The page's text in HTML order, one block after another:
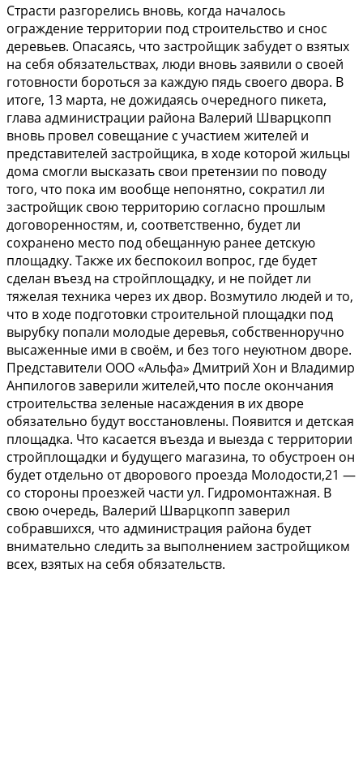
Страсти разгорелись вновь, когда началось
ограждение территории под строительство и снос
деревьев. Опасаясь, что застройщик забудет о взятых
на себя обязательствах, люди вновь заявили о своей
готовности бороться за каждую пядь своего двора. В
итоге, 13 марта, не дожидаясь очередного пикета,
глава администрации района Валерий Шварцкопп
вновь провел совещание с участием жителей и
представителей застройщика, в ходе которой жильцы
дома смогли высказать свои претензии по поводу
того, что пока им вообще непонятно, сократил ли
застройщик свою территорию согласно прошлым
договоренностям, и, соответственно, будет ли
сохранено место под обещанную ранее детскую
площадку. Также их беспокоил вопрос, где будет
сделан въезд на стройплощадку, и не пойдет ли
тяжелая техника через их двор. Возмутило людей и то,
что в ходе подготовки строительной площадки под
вырубку попали молодые деревья, собственноручно
высаженные ими в своём, и без того неуютном дворе.
Представители ООО «Альфа» Дмитрий Хон и Владимир
Анпилогов заверили жителей,что после окончания
строительства зеленые насаждения в их дворе
обязательно будут восстановлены. Появится и детская
площадка. Что касается въезда и выезда с территории
стройплощадки и будущего магазина, то обустроен он
будет отдельно от дворового проезда Молодости,21 —
со стороны проезжей части ул. Гидромонтажная. В
свою очередь, Валерий Шварцкопп заверил
собравшихся, что администрация района будет
внимательно следить за выполнением застройщиком
всех, взятых на себя обязательств.